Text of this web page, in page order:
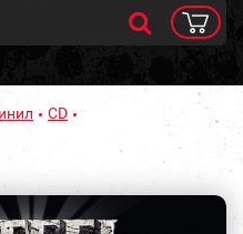
CD